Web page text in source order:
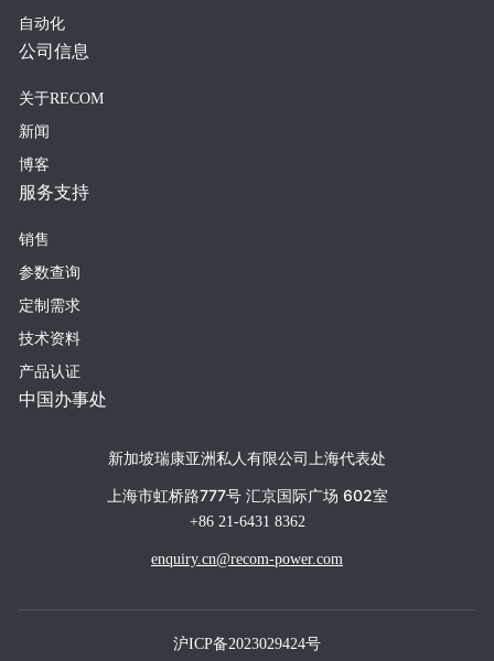
自动化
公司信息
关于RECOM
新闻
博客
服务支持
销售
参数查询
定制需求
技术资料
产品认证
中国办事处
新加坡瑞康亚洲私人有限公司上海代表处
上海市虹桥路777号 汇京国际广场 602室
+86 21-6431 8362
enquiry.cn@recom-power.com
沪ICP备2023029424号